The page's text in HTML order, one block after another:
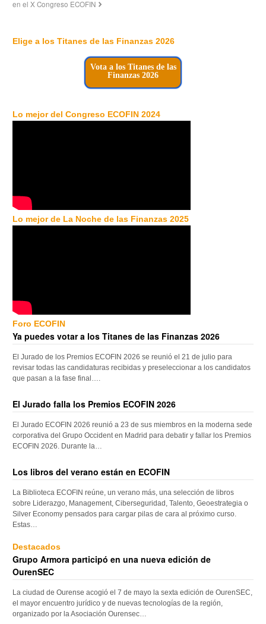
en el X Congreso ECOFIN
Elige a los Titanes de las Finanzas 2026
Vota a los Titanes de las
Finanzas 2026
Lo mejor del Congreso ECOFIN 2024
Lo mejor de La Noche de las Finanzas 2025
Foro ECOFIN
Ya puedes votar a los Titanes de las Finanzas 2026
El Jurado de los Premios ECOFIN 2026 se reunió el 21 de julio para
revisar todas las candidaturas recibidas y preseleccionar a los candidatos
que pasan a la fase final….
El Jurado falla los Premios ECOFIN 2026
El Jurado ECOFIN 2026 reunió a 23 de sus miembros en la moderna sede
corporativa del Grupo Occident en Madrid para debatir y fallar los Premios
ECOFIN 2026. Durante la…
Los libros del verano están en ECOFIN
La Biblioteca ECOFIN reúne, un verano más, una selección de libros
sobre Liderazgo, Management, Ciberseguridad, Talento, Geoestrategia o
Silver Economy pensados para cargar pilas de cara al próximo curso.
Estas…
Destacados
Grupo Armora participó en una nueva edición de
OurenSEC
La ciudad de Ourense acogió el 7 de mayo la sexta edición de OurenSEC,
el mayor encuentro jurídico y de nuevas tecnologías de la región,
organizado por la Asociación Ourensec…